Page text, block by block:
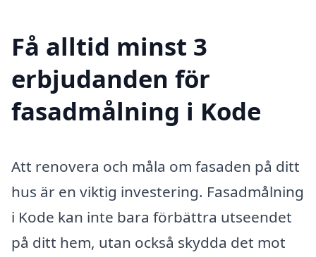
Få alltid minst 3
erbjudanden för
fasadmålning i Kode
Att renovera och måla om fasaden på ditt
hus är en viktig investering. Fasadmålning
i Kode kan inte bara förbättra utseendet
på ditt hem, utan också skydda det mot